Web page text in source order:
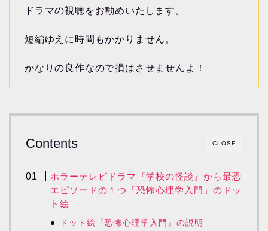
ドラマの視聴をお勧めいたします。
短編ゆえに時間もかかりません。
かなりの良作なので損はさせませんよ！
CLOSE
Contents
ホラーテレビドラマ『学校の怪談』から最恐
エピソードの１つ「恐怖心理学入門」のドッ
ト絵
ドット絵『恐怖心理学入門』の説明